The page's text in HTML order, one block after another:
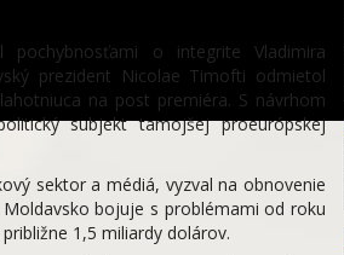
o integrite Vladimira
prezident Nicolae Timofti odmietol
na post premiéra. S návrhom
subjekt tamojšej proeurópskej
sektor a médiá, vyzval na obnovenie
bojuje s problémami od roku
1,5 miliardy dolárov.